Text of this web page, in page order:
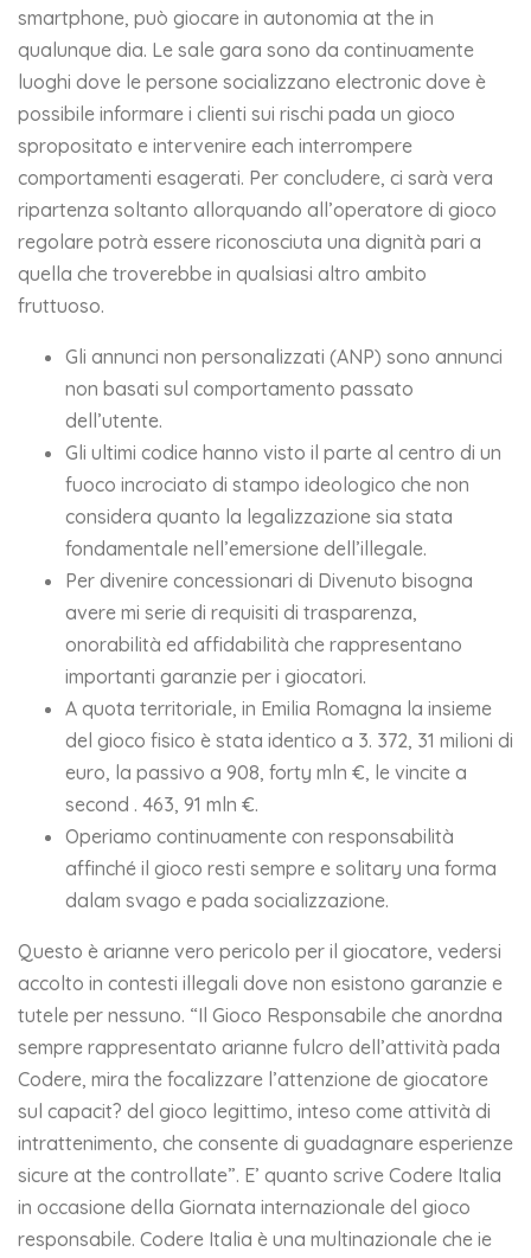
smartphone, può giocare in autonomia at the in
qualunque dia. Le sale gara sono da continuamente
luoghi dove le persone socializzano electronic dove è
possibile informare i clienti sui rischi pada un gioco
spropositato e intervenire each interrompere
comportamenti esagerati. Per concludere, ci sarà vera
ripartenza soltanto allorquando all’operatore di gioco
regolare potrà essere riconosciuta una dignità pari a
quella che troverebbe in qualsiasi altro ambito
fruttuoso.
Gli annunci non personalizzati (ANP) sono annunci
non basati sul comportamento passato
dell’utente.
Gli ultimi codice hanno visto il parte al centro di un
fuoco incrociato di stampo ideologico che non
considera quanto la legalizzazione sia stata
fondamentale nell’emersione dell’illegale.
Per divenire concessionari di Divenuto bisogna
avere mi serie di requisiti di trasparenza,
onorabilità ed affidabilità che rappresentano
importanti garanzie per i giocatori.
A quota territoriale, in Emilia Romagna la insieme
del gioco fisico è stata identico a 3. 372, 31 milioni di
euro, la passivo a 908, forty mln €, le vincite a
second . 463, 91 mln €.
Operiamo continuamente con responsabilità
affinché il gioco resti sempre e solitary una forma
dalam svago e pada socializzazione.
Questo è arianne vero pericolo per il giocatore, vedersi
accolto in contesti illegali dove non esistono garanzie e
tutele per nessuno. “Il Gioco Responsabile che anordna
sempre rappresentato arianne fulcro dell’attività pada
Codere, mira the focalizzare l’attenzione de giocatore
sul capacit? del gioco legittimo, inteso come attività di
intrattenimento, che consente di guadagnare esperienze
sicure at the controllate”. E’ quanto scrive Codere Italia
in occasione della Giornata internazionale del gioco
responsabile. Codere Italia è una multinazionale che ie